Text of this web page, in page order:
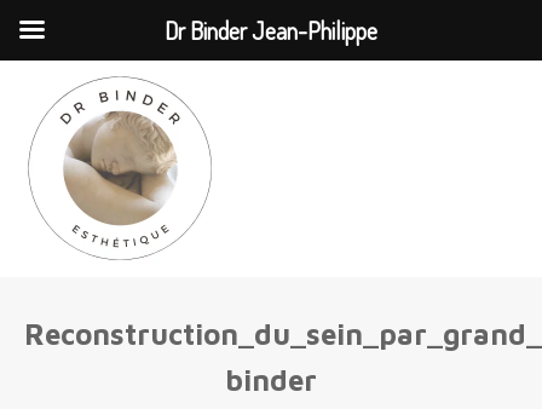
binder
Dr Binder Jean-Philippe